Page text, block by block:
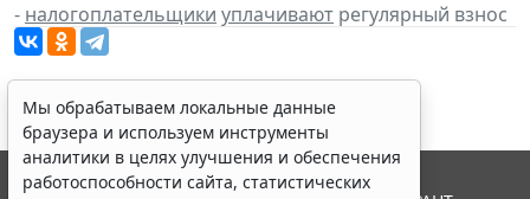
- налогоплательщики уплачивают регулярный взнос
Мы обрабатываем локальные данные
браузера и используем инструменты
аналитики в целях улучшения и обеспечения
работоспособности сайта, статистических